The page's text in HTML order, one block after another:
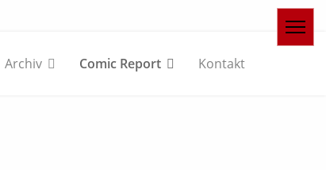
Archiv Comic Report Kontakt